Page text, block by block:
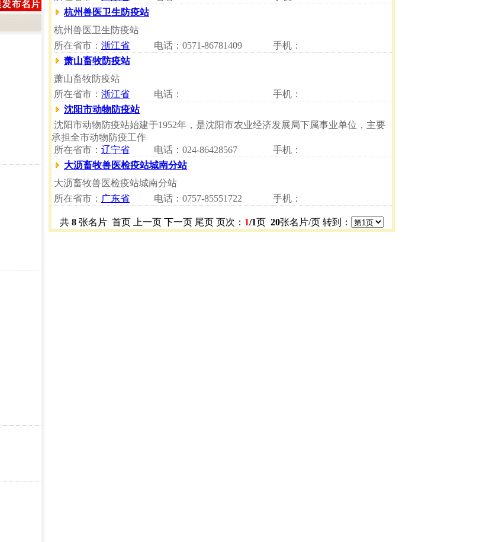
杭州兽医卫生防疫站
杭州兽医卫生防疫站
所在省市： 浙江省 电话：0571-86781409
手机：
萧山畜牧防疫站
萧山畜牧防疫站
所在省市： 浙江省 电话：
手机：
沈阳市动物防疫站
沈阳市动物防疫站始建于1952年，是沈阳市农业经济发展局下属事业单位，主要
承担全市动物防疫工作
所在省市： 辽宁省 电话：024-86428567
手机：
大沥畜牧兽医检疫站城南分站
大沥畜牧兽医检疫站城南分站
所在省市： 广东省 电话：0757-85551722 手机：
共 8 张名片 首页 上一页 下一页 尾页 页次： 1/1页 20张名片/页 转到：